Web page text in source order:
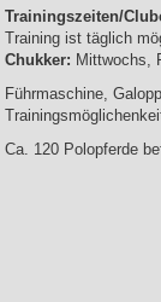
Trainingszeiten/
Training ist täglich
Chukker: Mittwochs,
Führmaschine,
Ca. 120 Polopferde